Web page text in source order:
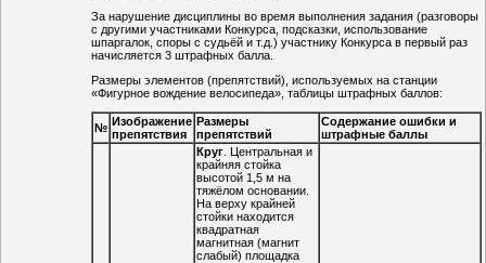
За нарушение дисциплины во время выполнения задания (разговоры
с другими участниками Конкурса, подсказки, использование
шпаргалок, споры с судьёй и т.д.) участнику Конкурса в первый раз
начисляется 3 штрафных балла.
Размеры элементов (препятствий), используемых на станции
«Фигурное вождение велосипеда», таблицы штрафных баллов:
№ Изображение
препятствия
Размеры
препятствий
Содержание ошибки и
штрафные баллы
Круг . Центральная и
крайняя стойка
высотой 1,5 м на
тяжёлом основании.
На верху крайней
стойки находится
квадратная
магнитная (магнит
слабый) площадка